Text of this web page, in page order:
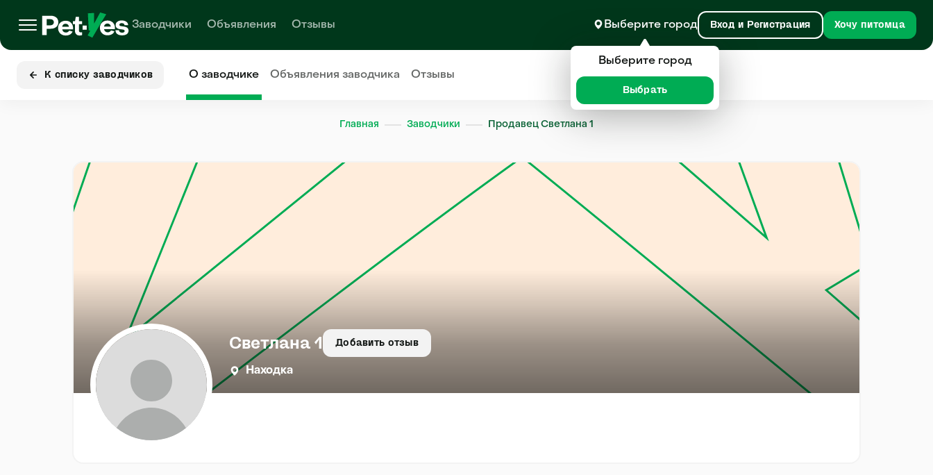
Заводчики Объявления Отзывы Выберите город Вход и Регистрация Хочу питомца
К списку заводчиков О заводчике Объявлениязаводчика Отзывы
Главная Заводчики Продавец Светлана 1
Светлана 1 Добавить отзыв
Находка
Выберите город
Выбрать